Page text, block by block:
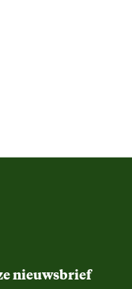
nieuwsbrief